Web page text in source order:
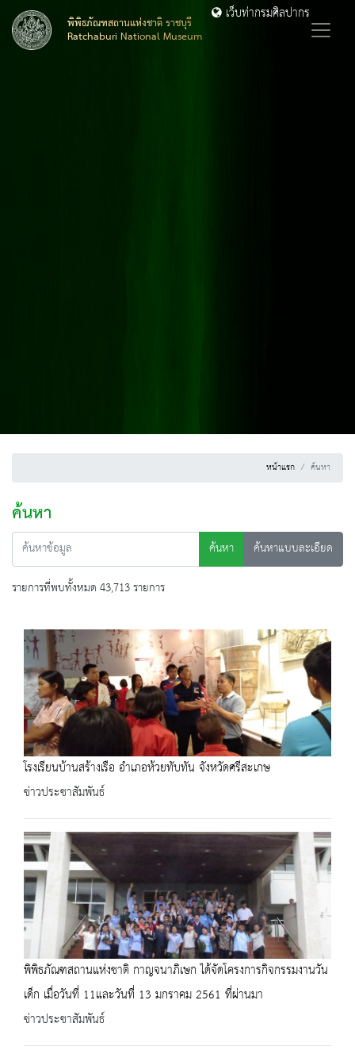
พิพิธภัณฑสถานแห่งชาติ ราชบุรี
Ratchaburi National Museum
เว็บท่ากรมศิลปากร
หน้าแรก ค้นหา
ค้นหา
ค้นหา
ค้นหาแบบละเอียด
รายการที่พบทั้งหมด 43,713 รายการ
โรงเรียนบ้านสร้างเรือ อำเภอห้วยทับทัน จังหวัดศรีสะเกษ
ข่าวประชาสัมพันธ์
พิพิธภัณฑสถานแห่งชาติ กาญจนาภิเษก ได้จัดโครงการกิจกรรมงานวัน
เด็ก เมื่อวันที่ 11และวันที่ 13 มกราคม 2561 ที่ผ่านมา
ข่าวประชาสัมพันธ์